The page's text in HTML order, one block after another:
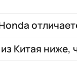
Китая ниже,